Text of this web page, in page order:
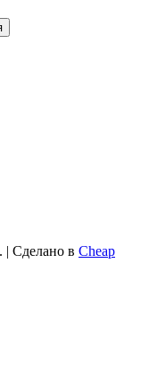
Сделано в Cheap